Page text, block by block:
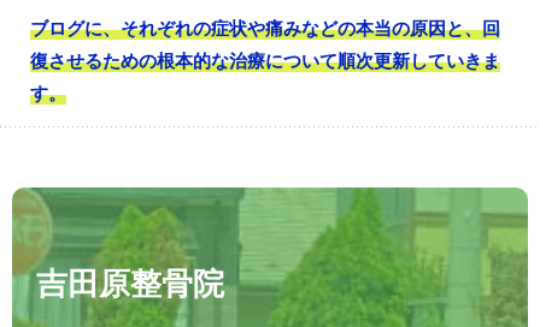
ブログに、それぞれの症状や痛みなどの本当の原因と、回
復させるための根本的な治療について順次更新していきま
す。
吉田原整骨院